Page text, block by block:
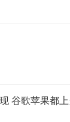
谷歌苹果都上